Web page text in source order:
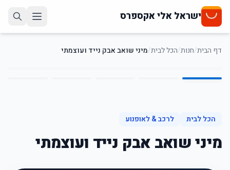
ישראל אלי אקספרס
דף הבית/חנות/הכל לבית/מיני שואב אבק נייד ועוצמתי
1
/
5
הכל לבית לרכב & לאופנוע
מיני שואב אבק נייד ועוצמתי